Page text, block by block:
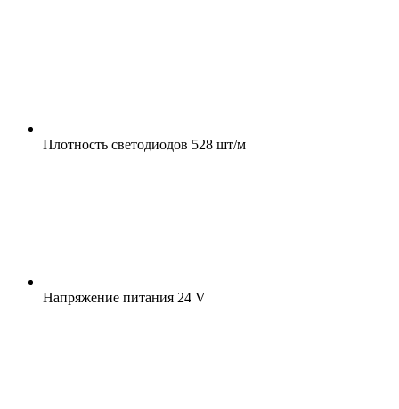
Плотность светодиодов 528 шт/м
Напряжение питания 24 V